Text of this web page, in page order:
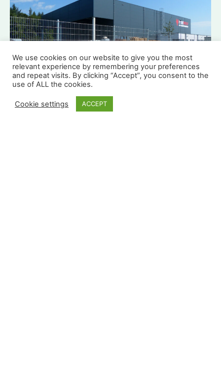
We use cookies on our website to give you the most
relevant experience by remembering your preferences
and repeat visits. By clicking “Accept”, you consent to the
use of ALL the cookies.
Cookie settings ACCEPT